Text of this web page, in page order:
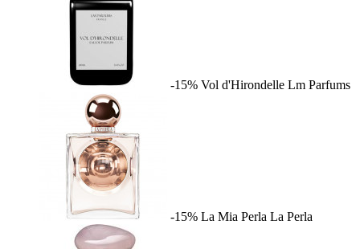
-15% Vol d'Hirondelle Lm Parfums
-15% La Mia Perla La Perla